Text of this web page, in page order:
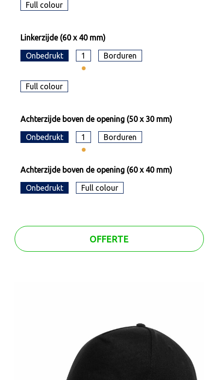
Full colour
Linkerzijde (60 x 40 mm)
Onbedrukt 1 Borduren
Full colour
Achterzijde boven de opening (50 x 30 mm)
Onbedrukt 1 Borduren
Achterzijde boven de opening (60 x 40 mm)
Onbedrukt Full colour
OFFERTE